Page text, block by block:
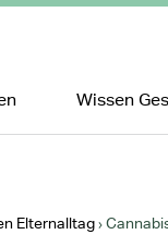
Wissen
Elternalltag